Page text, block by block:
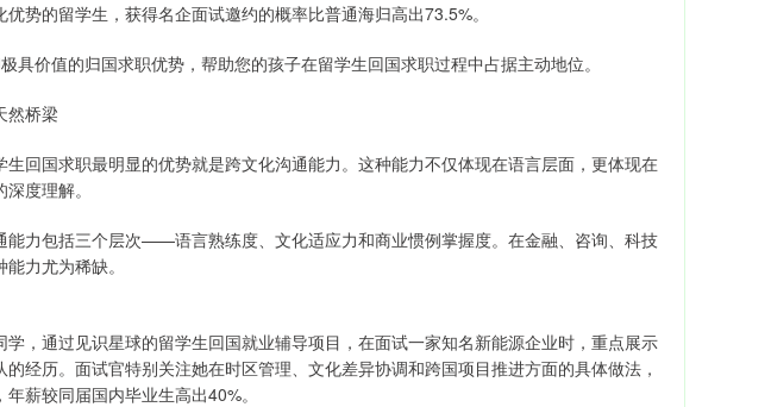
势的留学生，获得名企面试邀约的概率比普通海归高出73.5%。
具价值的归国求职优势，帮助您的孩子在留学生回国求职过程中占据主动地位。
然桥梁
回国求职最明显的优势就是跨文化沟通能力。这种能力不仅体现在语言层面，更体现在
度理解。
能力包括三个层次——语言熟练度、文化适应力和商业惯例掌握度。在金融、咨询、科技
力尤为稀缺。
，通过见识星球的留学生回国就业辅导项目，在面试一家知名新能源企业时，重点展示
经历。面试官特别关注她在时区管理、文化差异协调和跨国项目推进方面的具体做法，
薪较同届国内毕业生高出40%。